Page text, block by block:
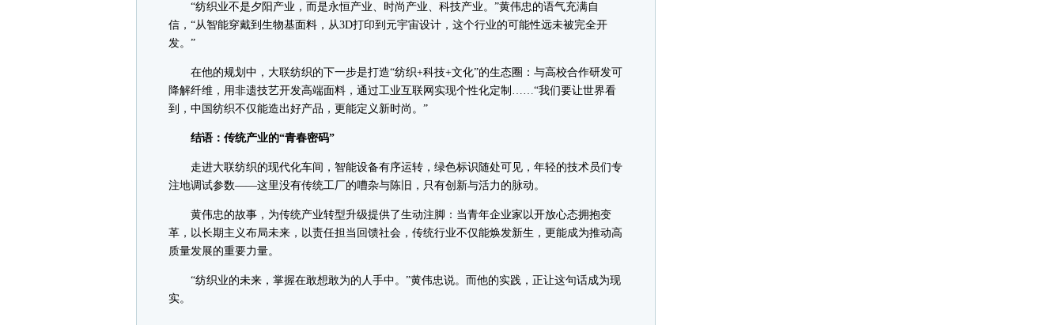
“纺织业不是夕阳产业，而是永恒产业、时尚产业、科技产业。”黄伟忠的语气充满自
信，“从智能穿戴到生物基面料，从3D打印到元宇宙设计，这个行业的可能性远未被完全开
发。”
在他的规划中，大联纺织的下一步是打造“纺织+科技+文化”的生态圈：与高校合作研发可
降解纤维，用非遗技艺开发高端面料，通过工业互联网实现个性化定制……“我们要让世界看
到，中国纺织不仅能造出好产品，更能定义新时尚。”
结语：传统产业的“青春密码”
走进大联纺织的现代化车间，智能设备有序运转，绿色标识随处可见，年轻的技术员们专
注地调试参数——这里没有传统工厂的嘈杂与陈旧，只有创新与活力的脉动。
黄伟忠的故事，为传统产业转型升级提供了生动注脚：当青年企业家以开放心态拥抱变
革，以长期主义布局未来，以责任担当回馈社会，传统行业不仅能焕发新生，更能成为推动高
质量发展的重要力量。
“纺织业的未来，掌握在敢想敢为的人手中。”黄伟忠说。而他的实践，正让这句话成为现
实。